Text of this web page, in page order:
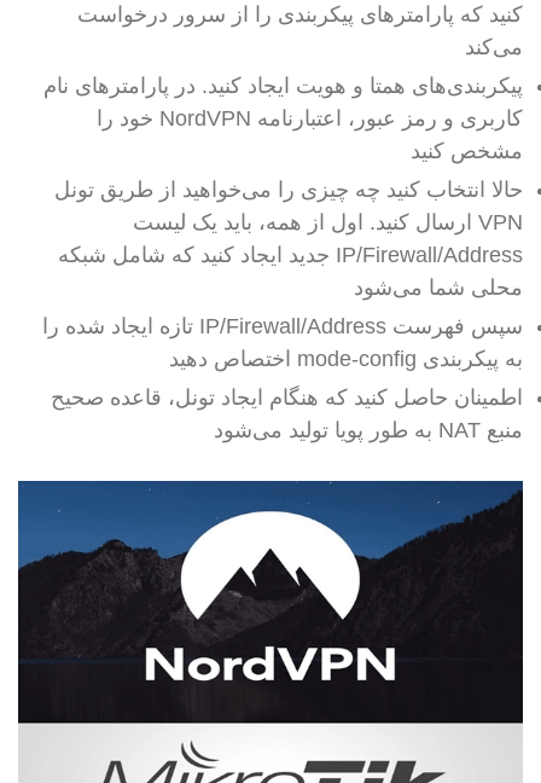
کنید که پارامترهای پیکربندی را از سرور درخواست
می‌کند
پیکربندی‌های همتا و هویت ایجاد کنید. در پارامترهای نام
کاربری و رمز عبور، اعتبارنامه NordVPN خود را
مشخص کنید
حالا انتخاب کنید چه چیزی را می‌خواهید از طریق تونل
VPN ارسال کنید. اول از همه، باید یک لیست
IP/Firewall/Address جدید ایجاد کنید که شامل شبکه
محلی شما می‌شود
سپس فهرست IP/Firewall/Address تازه ایجاد شده را
به پیکربندی mode-config اختصاص دهید
اطمینان حاصل کنید که هنگام ایجاد تونل، قاعده صحیح
منبع NAT به طور پویا تولید می‌شود